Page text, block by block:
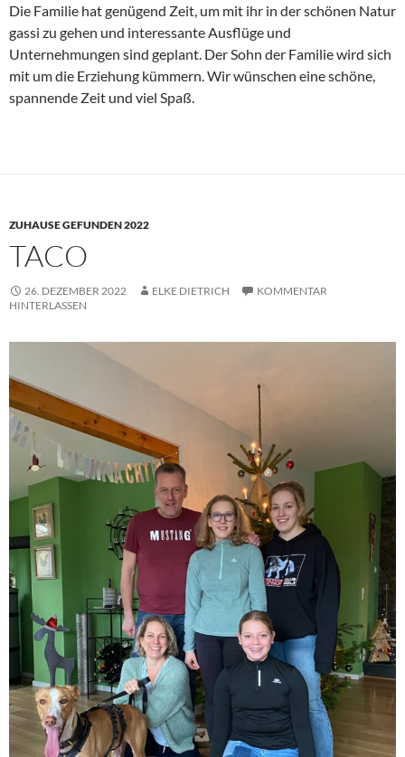
Die Familie hat genügend Zeit, um mit ihr in der schönen Natur
gassi zu gehen und interessante Ausflüge und
Unternehmungen sind geplant. Der Sohn der Familie wird sich
mit um die Erziehung kümmern. Wir wünschen eine schöne,
spannende Zeit und viel Spaß.
ZUHAUSE GEFUNDEN 2022
TACO
26. DEZEMBER 2022 ELKE DIETRICH
KOMMENTAR
HINTERLASSEN